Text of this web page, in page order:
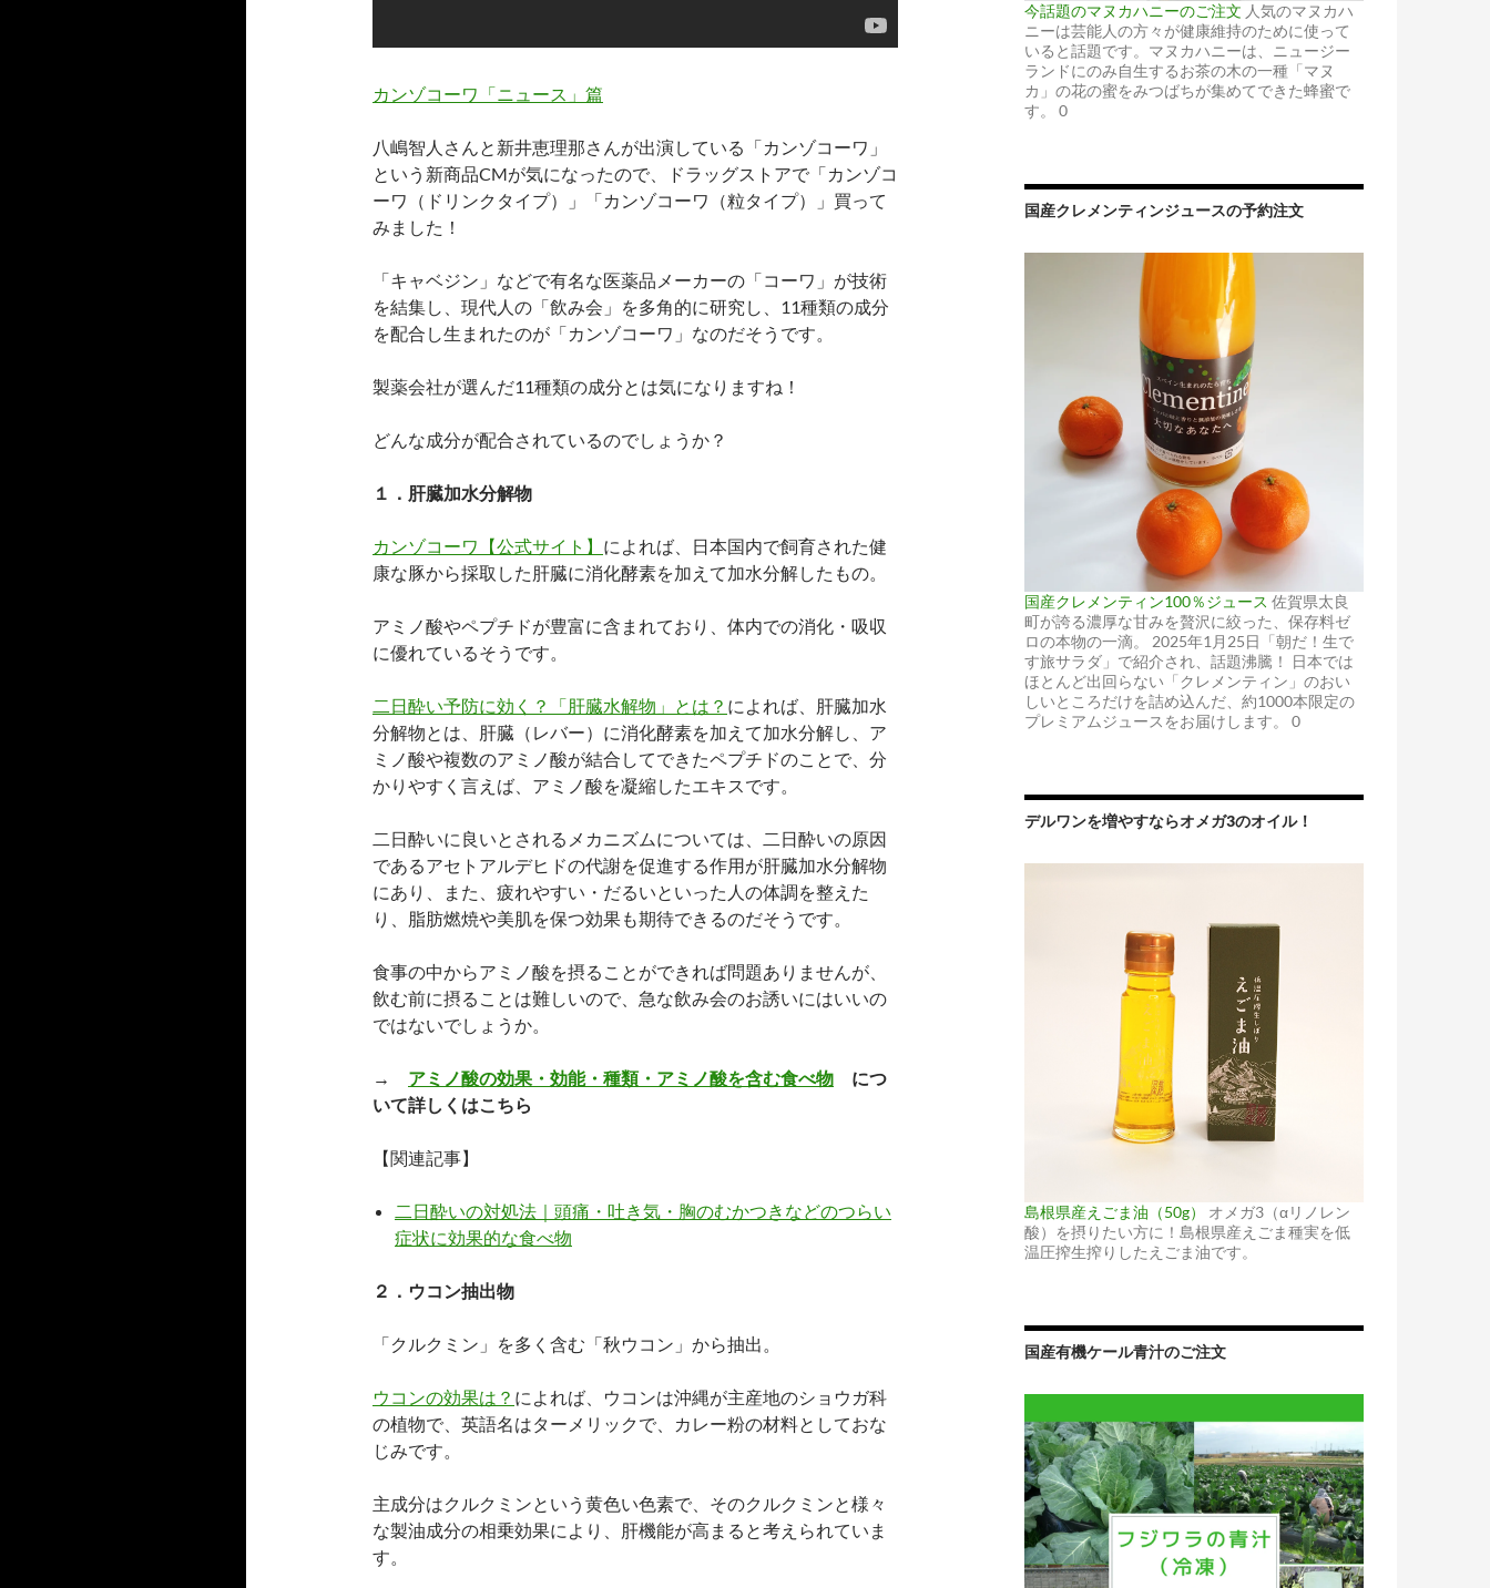
カンゾコーワ「ニュース」篇
八嶋智人さんと新井恵理那さんが出演している「カンゾコーワ」
という新商品CMが気になったので、ドラッグストアで「カンゾコ
ーワ（ドリンクタイプ）」「カンゾコーワ（粒タイプ）」買って
みました！
「キャベジン」などで有名な医薬品メーカーの「コーワ」が技術
を結集し、現代人の「飲み会」を多角的に研究し、11種類の成分
を配合し生まれたのが「カンゾコーワ」なのだそうです。
製薬会社が選んだ11種類の成分とは気になりますね！
どんな成分が配合されているのでしょうか？
１．肝臓加水分解物
カンゾコーワ【公式サイト】 によれば、日本国内で飼育された健
康な豚から採取した肝臓に消化酵素を加えて加水分解したもの。
アミノ酸やペプチドが豊富に含まれており、体内での消化・吸収
に優れているそうです。
二日酔い予防に効く？「肝臓水解物」とは？ によれば、肝臓加水
分解物とは、肝臓（レバー）に消化酵素を加えて加水分解し、ア
ミノ酸や複数のアミノ酸が結合してできたペプチドのことで、分
かりやすく言えば、アミノ酸を凝縮したエキスです。
二日酔いに良いとされるメカニズムについては、二日酔いの原因
であるアセトアルデヒドの代謝を促進する作用が肝臓加水分解物
にあり、また、疲れやすい・だるいといった人の体調を整えた
り、脂肪燃焼や美肌を保つ効果も期待できるのだそうです。
食事の中からアミノ酸を摂ることができれば問題ありませんが、
飲む前に摂ることは難しいので、急な飲み会のお誘いにはいいの
ではないでしょうか。
→ アミノ酸の効果・効能・種類・アミノ酸を含む食べ物 につ
いて詳しくはこちら
【関連記事】
二日酔いの対処法｜頭痛・吐き気・胸のむかつきなどのつらい
症状に効果的な食べ物
２．ウコン抽出物
「クルクミン」を多く含む「秋ウコン」から抽出。
ウコンの効果は？ によれば、ウコンは沖縄が主産地のショウガ科
の植物で、英語名はターメリックで、カレー粉の材料としておな
じみです。
主成分はクルクミンという黄色い色素で、そのクルクミンと様々
な製油成分の相乗効果により、肝機能が高まると考えられていま
す。
今話題のマヌカハニーのご注文 人気のマヌカハ
ニーは芸能人の方々が健康維持のために使って
いると話題です。マヌカハニーは、ニュージー
ランドにのみ自生するお茶の木の一種「マヌ
カ」の花の蜜をみつばちが集めてできた蜂蜜で
す。 0
国産クレメンティンジュースの予約注文
国産クレメンティン100％ジュース 佐賀県太良
町が誇る濃厚な甘みを贅沢に絞った、保存料ゼ
ロの本物の一滴。 2025年1月25日「朝だ！生で
す旅サラダ」で紹介され、話題沸騰！ 日本では
ほとんど出回らない「クレメンティン」のおい
しいところだけを詰め込んだ、約1000本限定の
プレミアムジュースをお届けします。 0
デルワンを増やすならオメガ3のオイル！
島根県産えごま油（50g）
オメガ3（αリノレン
酸）を摂りたい方に！島根県産えごま種実を低
温圧搾生搾りしたえごま油です。
国産有機ケール青汁のご注文